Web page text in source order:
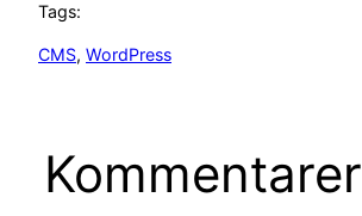
Tags:
CMS, WordPress
Kommentarer